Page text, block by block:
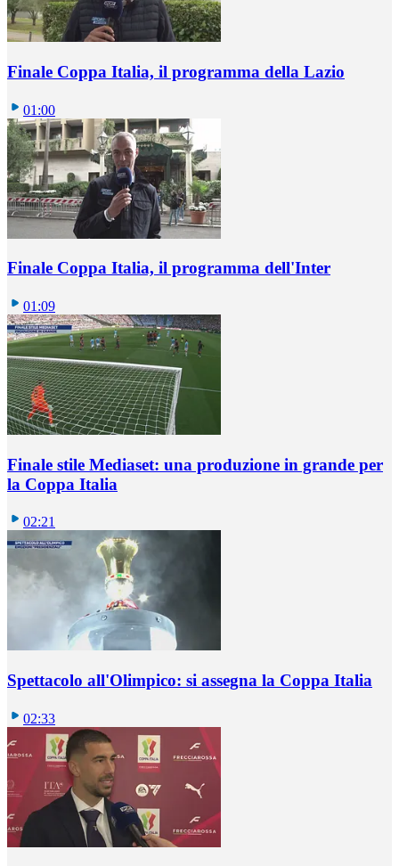
Finale Coppa Italia, il programma della Lazio
01:00
Finale Coppa Italia, il programma dell'Inter
01:09
Finale stile Mediaset: una produzione in grande per
la Coppa Italia
02:21
Spettacolo all'Olimpico: si assegna la Coppa Italia
02:33